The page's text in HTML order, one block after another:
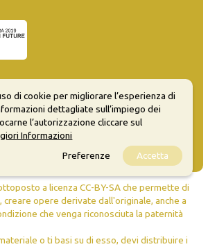
a licenza CC-BY-SA che permette di
opere derivate dall'originale, anche a
che venga riconosciuta la paternità
o ti basi su di esso, devi distribuire i
di cookie per migliorare l’esperienza di
dettagliate sull’impiego dei
l’autorizzazione cliccare sul
Informazioni
Preferenze
Accetta